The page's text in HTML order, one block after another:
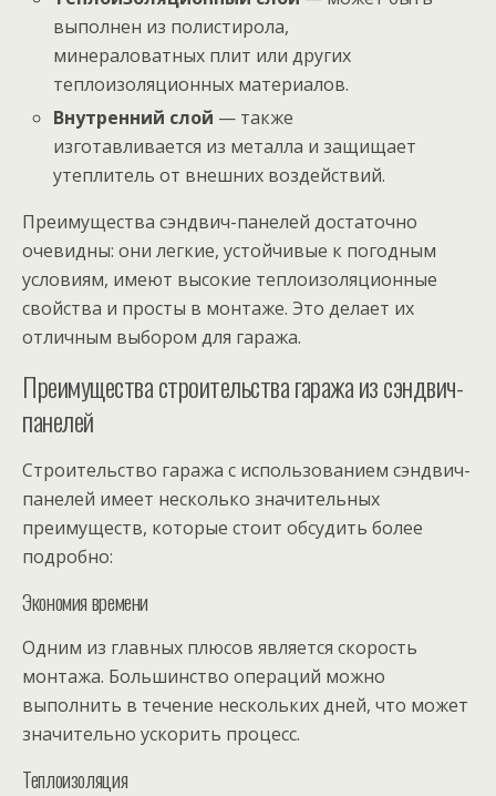
выполнен из полистирола,
минераловатных плит или других
теплоизоляционных материалов.
Внутренний слой — также
изготавливается из металла и защищает
утеплитель от внешних воздействий.
Преимущества сэндвич-панелей достаточно
очевидны: они легкие, устойчивые к погодным
условиям, имеют высокие теплоизоляционные
свойства и просты в монтаже. Это делает их
отличным выбором для гаража.
Преимущества строительства гаража из сэндвич-
панелей
Строительство гаража с использованием сэндвич-
панелей имеет несколько значительных
преимуществ, которые стоит обсудить более
подробно:
Экономия времени
Одним из главных плюсов является скорость
монтажа. Большинство операций можно
выполнить в течение нескольких дней, что может
значительно ускорить процесс.
Теплоизоляция